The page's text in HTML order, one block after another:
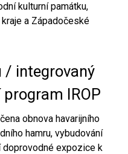
kulturní památku,
a Západočeské
/ integrovaný
IROP
obnova havarijního
hamru, vybudování
expozice k